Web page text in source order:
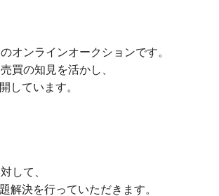
オンラインオークションです。
買の知見を活かし、
しています。
して、
解決を行っていただきます。